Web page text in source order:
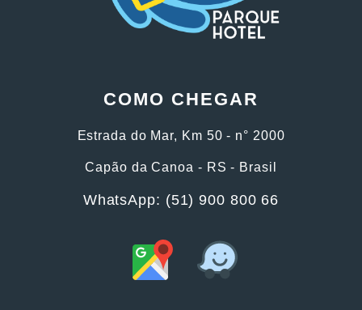
COMO CHEGAR
Estrada do Mar, Km 50 - n° 2000
Capão da Canoa - RS - Brasil
WhatsApp: (51) 900 800 66